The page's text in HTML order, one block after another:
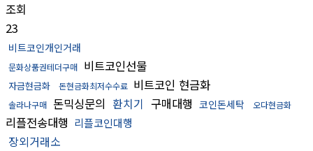
조회
23
비트코인개인거래
문화상품권테더구매 비트코인선물
자금현금화 돈현금화최저수수료 비트코인 현금화
솔라나구매 돈믹싱문의 환치기 구매대행 코인돈세탁 오다현금화
리플전송대행 리플코인대행
장외거래소